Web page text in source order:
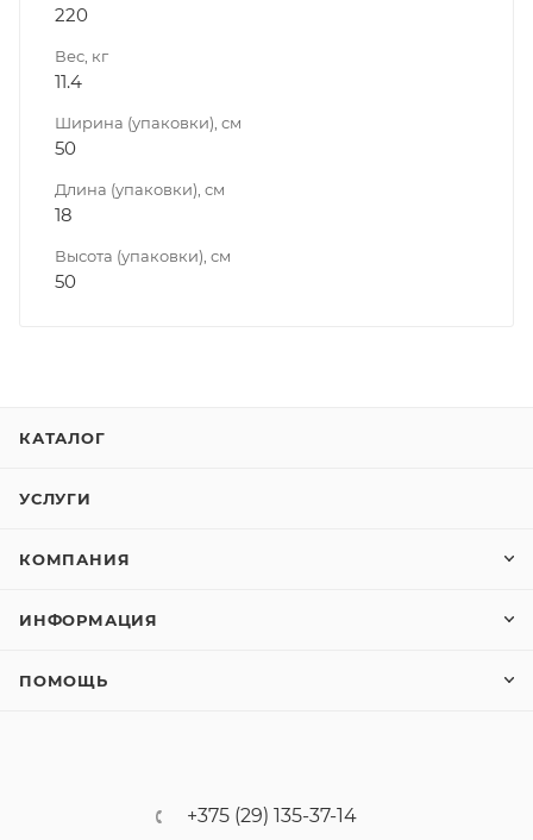
220
Вес, кг
11.4
Ширина (упаковки), см
50
Длина (упаковки), см
18
Высота (упаковки), см
50
КАТАЛОГ
УСЛУГИ
КОМПАНИЯ
ИНФОРМАЦИЯ
ПОМОЩЬ
+375 (29) 135-37-14